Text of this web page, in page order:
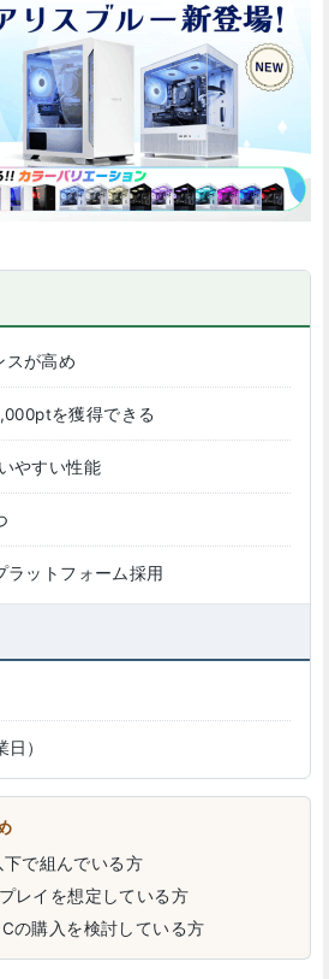
スが高め
を獲得できる
やすい性能
ットフォーム採用
）
で組んでいる方
レイを想定している方
の購入を検討している方